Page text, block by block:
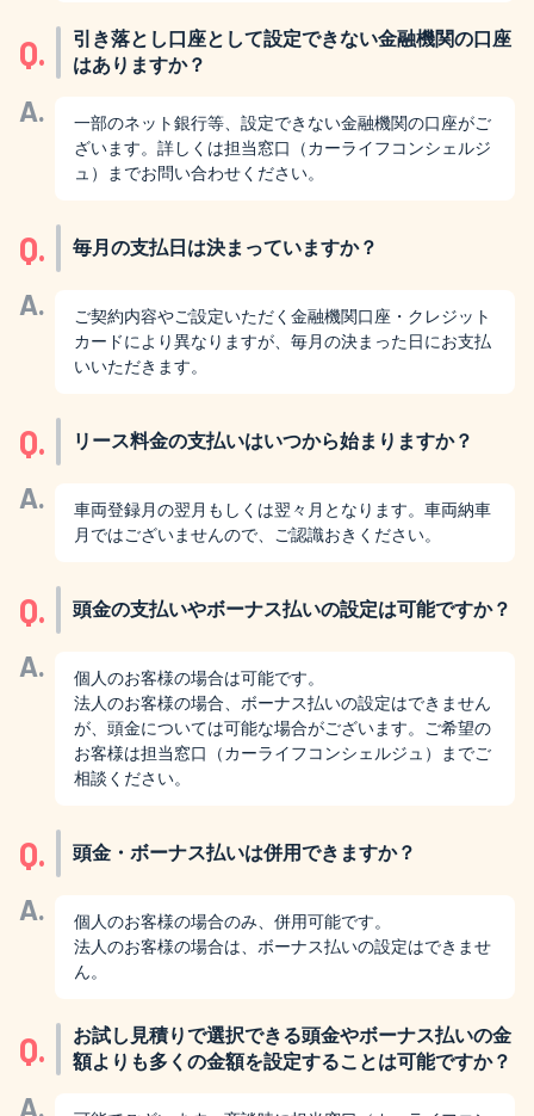
Q.
引き落とし口座として設定できない金融機関の口座
はありますか？
A.
一部のネット銀行等、設定できない金融機関の口座がご
ざいます。詳しくは担当窓口（カーライフコンシェルジ
ュ）までお問い合わせください。
Q. 毎月の支払日は決まっていますか？
A.
ご契約内容やご設定いただく金融機関口座・クレジット
カードにより異なりますが、毎月の決まった日にお支払
いいただきます。
Q. リース料金の支払いはいつから始まりますか？
A.
車両登録月の翌月もしくは翌々月となります。車両納車
月ではございませんので、ご認識おきください。
Q. 頭金の支払いやボーナス払いの設定は可能ですか？
A.
個人のお客様の場合は可能です。
法人のお客様の場合、ボーナス払いの設定はできません
が、頭金については可能な場合がございます。ご希望の
お客様は担当窓口（カーライフコンシェルジュ）までご
相談ください。
Q. 頭金・ボーナス払いは併用できますか？
A.
個人のお客様の場合のみ、併用可能です。
法人のお客様の場合は、ボーナス払いの設定はできませ
ん。
Q.
お試し見積りで選択できる頭金やボーナス払いの金
額よりも多くの金額を設定することは可能ですか？
A.